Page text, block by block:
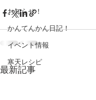
お知らせ！
かんてんかん日記！
イベント情報
寒天レシピ
最新記事